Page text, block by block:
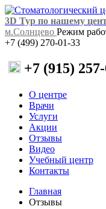
3D Тур по нашему
м.Солнцево Режим
+7 (499) 270-01-33
+7 (915)
О центре
Врачи
Услуги
Акции
Отзывы
Видео
Учебный центр
Контакты
Главная
Отзывы